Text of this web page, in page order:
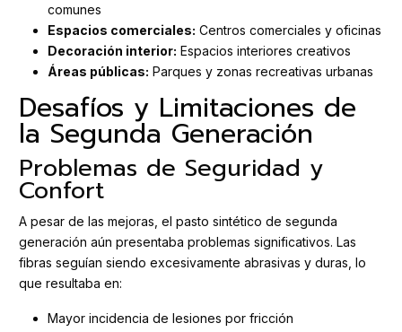
comunes
Espacios comerciales: Centros comerciales y oficinas
Decoración interior: Espacios interiores creativos
Áreas públicas: Parques y zonas recreativas urbanas
Desafíos y Limitaciones de
la Segunda Generación
Problemas de Seguridad y
Confort
A pesar de las mejoras, el pasto sintético de segunda
generación aún presentaba problemas significativos. Las
fibras seguían siendo excesivamente abrasivas y duras, lo
que resultaba en:
Mayor incidencia de lesiones por fricción